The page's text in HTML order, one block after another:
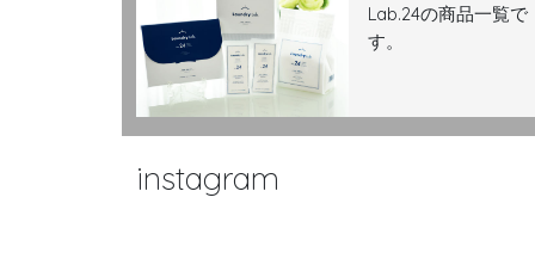
Lab.24の商品一覧で
す。
instagram